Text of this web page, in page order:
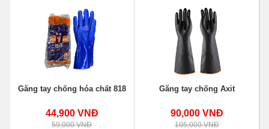
Găng tay chống hóa chất 818
44,900 VNĐ
59,000 VNĐ
Găng tay chống Axit
90,000 VNĐ
105,000 VNĐ